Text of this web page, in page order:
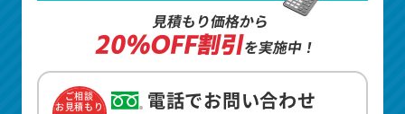
見積もり価格から
20%OFF割引を実施中！
ご相談
お見積もり
電話でお問い合わせ